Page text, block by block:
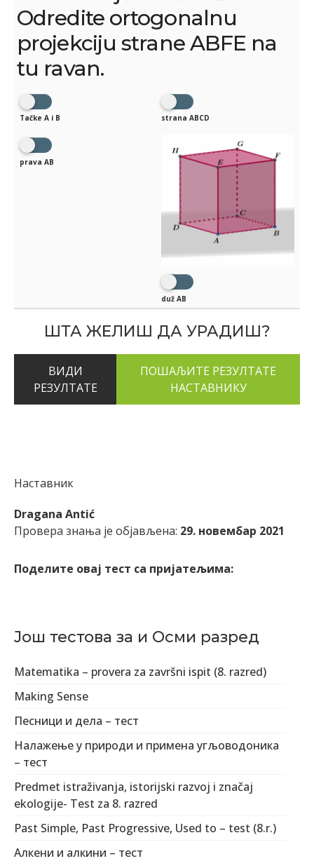
Odredite ortogonalnu
projekciju strane ABFE na
tu ravan.
Tačke A i B strana ABCD
prava AB
duž AB
ШТА ЖЕЛИШ ДА УРАДИШ?
ВИДИ
РЕЗУЛТАТЕ
Наставник
Dragana Antić
Провера знања је објављена: 29. новембар 2021
Поделите овај тест са пријатељима:
Још тестова за и Осми разред
Matematika – provera za završni ispit (8. razred)
Making Sense
Песници и дела – тест
Налажење у природи и примена угљоводоника
– тест
Predmet istraživanja, istorijski razvoj i značaj
ekologije- Test za 8. razred
Past Simple, Past Progressive, Used to – test (8.r.)
Алкени и алкини – тест